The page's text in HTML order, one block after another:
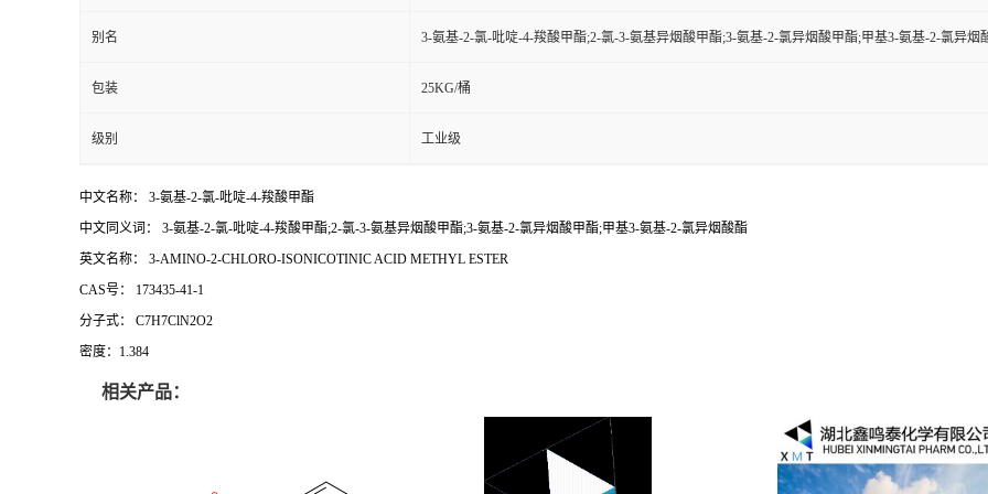
别名 3-氨基-2-氯-吡啶-4-羧酸甲酯;2-氯-3-氨基异烟酸甲酯;3-氨基-2-氯异烟酸甲酯;甲基3-氨基-2-氯异烟
包装 25KG/桶
级别 工业级
中文名称： 3-氨基-2-氯-吡啶-4-羧酸甲酯
中文同义词： 3-氨基-2-氯-吡啶-4-羧酸甲酯;2-氯-3-氨基异烟酸甲酯;3-氨基-2-氯异烟酸甲酯;甲基3-氨基-2-氯异烟酸酯
英文名称： 3-AMINO-2-CHLORO-ISONICOTINIC ACID METHYL ESTER
CAS号： 173435-41-1
分子式： C7H7ClN2O2
密度：1.384
相关产品：